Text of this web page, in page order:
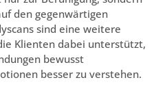
den gegenwärtigen
sind eine weitere
Klienten dabei unterstützt,
bewusst
besser zu verstehen.